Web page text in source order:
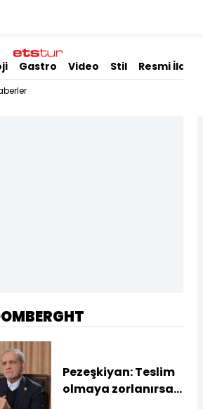
Gastro Video Stil Resmi İlanlar
Pezeşkiyan: Teslim
olmaya zorlanırsak